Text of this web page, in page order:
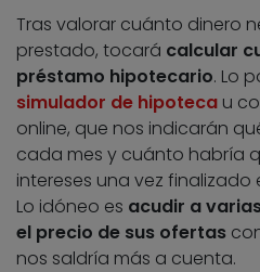
Tras valorar cuánto dinero
prestado, tocará calcular
préstamo hipotecario. Lo
simulador de hipoteca u
online, que nos indicarán
cada mes y cuánto habría
intereses una vez
Lo idóneo es acudir a
el precio de sus ofertas
nos saldría más a cuenta.